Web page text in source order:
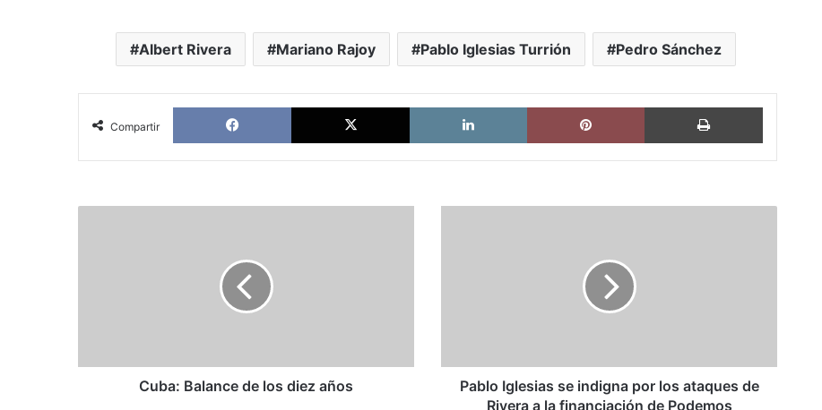
Albert Rivera Mariano Rajoy Pablo Iglesias Turrión Pedro Sánchez
Compartir
Facebook X LinkedIn Pinterest Imprimir
Cuba: Balance de los diez años
Rivera
Pablo Iglesias se indigna por los ataques de
Rivera a la financiación de Podemos